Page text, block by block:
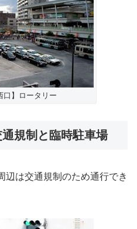
口】ロータリー
規制と臨時駐車場
辺は交通規制のため通行でき